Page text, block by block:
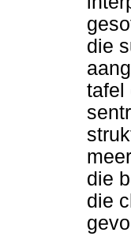
die
tafel
die
die